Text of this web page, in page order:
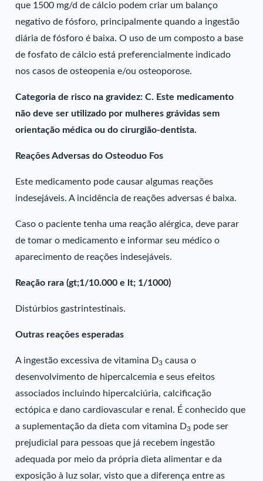
que 1500 mg/d de cálcio podem criar um balanço
negativo de fósforo, principalmente quando a ingestão
diária de fósforo é baixa. O uso de um composto a base
de fosfato de cálcio está preferencialmente indicado
nos casos de osteopenia e/ou osteoporose.
Categoria de risco na gravidez: C. Este medicamento
não deve ser utilizado por mulheres grávidas sem
orientação médica ou do cirurgião-dentista.
Reações Adversas do Osteoduo Fos
Este medicamento pode causar algumas reações
indesejáveis. A incidência de reações adversas é baixa.
Caso o paciente tenha uma reação alérgica, deve parar
de tomar o medicamento e informar seu médico o
aparecimento de reações indesejáveis.
Reação rara (gt;1/10.000 e lt; 1/1000)
Distúrbios gastrintestinais.
Outras reações esperadas
A ingestão excessiva de vitamina D3 causa o
desenvolvimento de hipercalcemia e seus efeitos
associados incluindo hipercalciúria, calcificação
ectópica e dano cardiovascular e renal. É conhecido que
a suplementação da dieta com vitamina D3 pode ser
prejudicial para pessoas que já recebem ingestão
adequada por meio da própria dieta alimentar e da
exposição à luz solar, visto que a diferença entre as